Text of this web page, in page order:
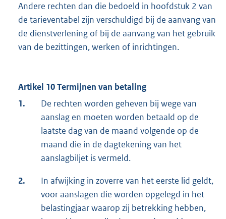
Andere rechten dan die bedoeld in hoofdstuk 2 van
de tarieventabel zijn verschuldigd bij de aanvang van
de dienstverlening of bij de aanvang van het gebruik
van de bezittingen, werken of inrichtingen.
Artikel 10 Termijnen van betaling
1.
De rechten worden geheven bij wege van
aanslag en moeten worden betaald op de
laatste dag van de maand volgende op de
maand die in de dagtekening van het
aanslagbiljet is vermeld.
2.
In afwijking in zoverre van het eerste lid geldt,
voor aanslagen die worden opgelegd in het
belastingjaar waarop zij betrekking hebben,